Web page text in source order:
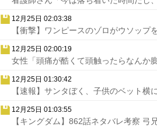
12月25日 02:03:38
【衝撃】ワンピースのゾロがウソップ
12月25日 02:00:19
女性「頭痛が酷くて頭触ったらなんか
12月25日 01:30:42
【速報】サンタぼく、子供のベット横
12月25日 01:03:55
【キングダム】862話ネタバレ考察 弓